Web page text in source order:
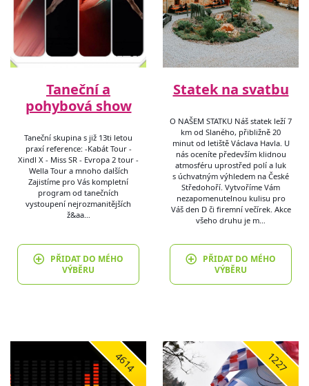
Taneční a
pohybová show
Taneční skupina s již 13ti letou
praxí reference: -Kabát Tour -
Xindl X - Miss SR - Evropa 2 tour -
Wella Tour a mnoho dalších
Zajistíme pro Vás kompletní
program od tanečních
vystoupení nejrozmanitějších
ž&aa…
PŘIDAT DO MÉHO
VÝBĚRU
Statek na svatbu
O NAŠEM STATKU Náš statek leží 7
km od Slaného, přibližně 20
minut od letiště Václava Havla. U
nás oceníte především klidnou
atmosféru uprostřed polí a luk
s úchvatným výhledem na České
Středohoří. Vytvoříme Vám
nezapomenutelnou kulisu pro
Váš den D či firemní večírek. Akce
všeho druhu je m…
PŘIDAT DO MÉHO
VÝBĚRU
4614 1227